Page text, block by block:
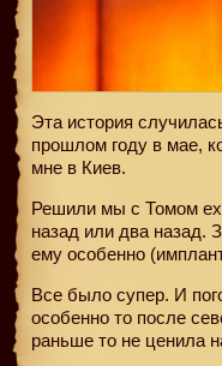
Эта история
прошлом году в мае,
мне в Киев.
Решили мы с Томом
назад или два назад.
ему особенно
Все было супер. И
особенно то после
раньше то не ценила